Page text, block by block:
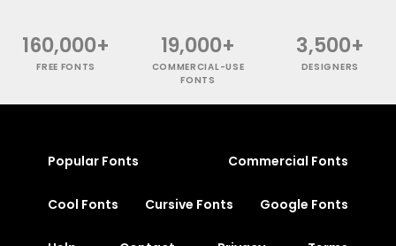
160,000+
FREE FONTS
19,000+
COMMERCIAL-USE
FONTS
3,500+
DESIGNERS
Popular Fonts Commercial Fonts
Cool Fonts Cursive Fonts Google Fonts